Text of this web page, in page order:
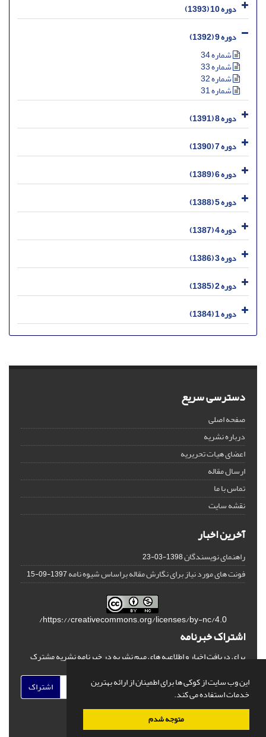
این وب سایت از کوکی ها برای اطمینان از ارائه بهترین
خدمات استفاده می کند.
متوجه شدم
دوره 10 (1393)
دوره 9 (1392)
شماره 34
شماره 33
شماره 32
شماره 31
دوره 8 (1391)
دوره 7 (1390)
دوره 6 (1389)
دوره 5 (1388)
دوره 4 (1387)
دوره 3 (1386)
دوره 2 (1385)
دوره 1 (1384)
دسترسی سریع
صفحه اصلی
درباره نشریه
اعضای هیات تحریریه
ارسال مقاله
تماس با ما
نقشه سایت
آخرین اخبار
راهنمای نویسندگان1398-03-23
فونت های مورد نیاز برای نگارش مقاله براساس شیوه نامه1397-09-15
https://creativecommons.org/licenses/by-nc/4.0/
اشتراک خبرنامه
برای دریافت اخبار و اطلاعیه های مهم نشریه در خبرنامه نشریه مشترک
اشتراک